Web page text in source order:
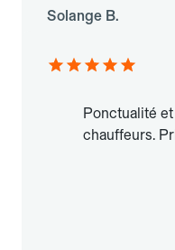
Solange B.
Ponctualité
chauffeurs.